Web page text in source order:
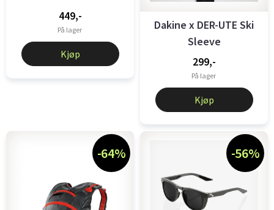
449,-
På lager
Kjøp
Dakine x DER-UTE Ski
Sleeve
299,-
På lager
Kjøp
-64% -56%